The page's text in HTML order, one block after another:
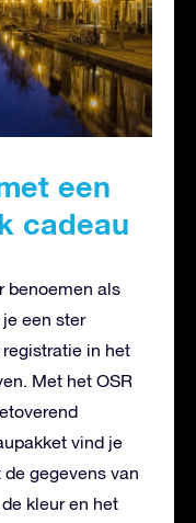
een
cadeau
benoemen als
een ster
in het
Met het OSR
vind je
gegevens van
kleur en het